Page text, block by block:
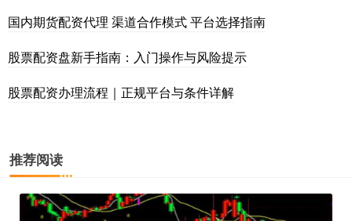
国内期货配资代理 渠道合作模式 平台选择指南
股票配资盘新手指南：入门操作与风险提示
股票配资办理流程｜正规平台与条件详解
推荐阅读